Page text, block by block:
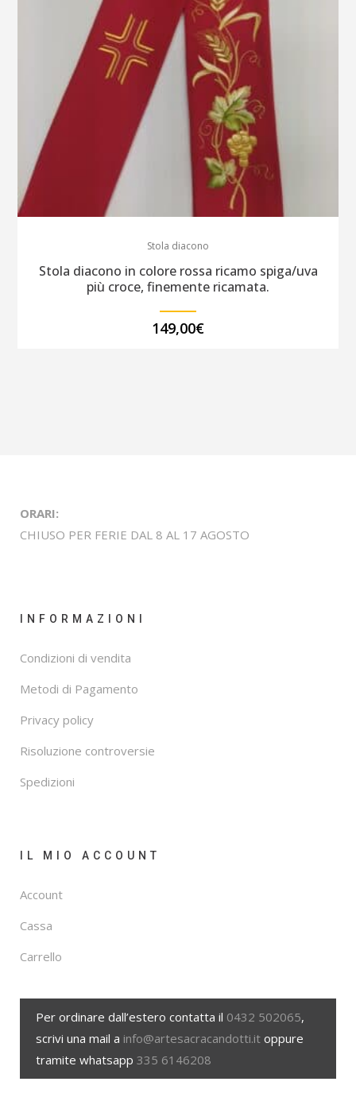
Stola diacono
Stola diacono in colore rossa ricamo spiga/uva
più croce, finemente ricamata.
149,00€
ORARI:
CHIUSO PER FERIE DAL 8 AL 17 AGOSTO
INFORMAZIONI
Condizioni di vendita
Metodi di Pagamento
Privacy policy
Risoluzione controversie
Spedizioni
IL MIO ACCOUNT
Account
Cassa
Carrello
Per ordinare dall’estero contatta il 0432 502065,
scrivi una mail a info@artesacracandotti.it oppure
tramite whatsapp 335 6146208